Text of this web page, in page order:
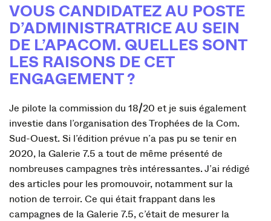
VOUS CANDIDATEZ AU POSTE
D’ADMINISTRATRICE AU SEIN
DE L’APACOM. QUELLES SONT
LES RAISONS DE CET
ENGAGEMENT ?
Je pilote la commission du 18/20 et je suis également
investie dans l’organisation des Trophées de la Com.
Sud-Ouest. Si l’édition prévue n’a pas pu se tenir en
2020, la Galerie 7.5 a tout de même présenté de
nombreuses campagnes très intéressantes. J’ai rédigé
des articles pour les promouvoir, notamment sur la
notion de terroir. Ce qui était frappant dans les
campagnes de la Galerie 7.5, c’était de mesurer la